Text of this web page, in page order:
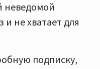
неведомой
и не хватает для
подписку,